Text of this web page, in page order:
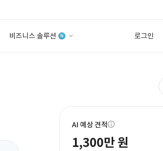
비즈니스 솔루션 로그인
‘이런 거’ 만들어본
개발 회사 있어?
바로가기
AI 예상 견적
1,300만 원